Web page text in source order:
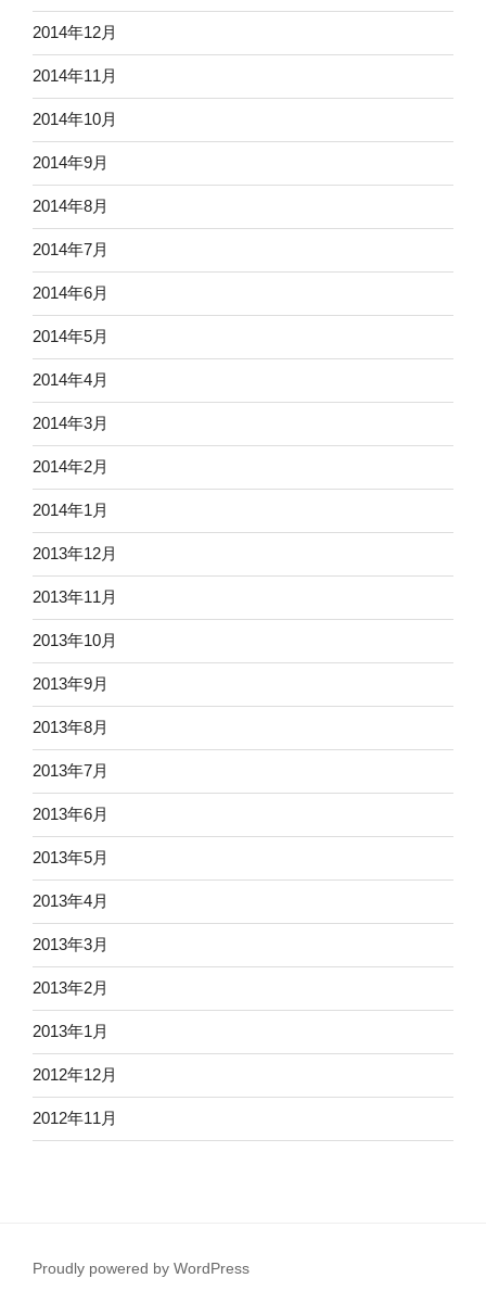
2014年12月
2014年11月
2014年10月
2014年9月
2014年8月
2014年7月
2014年6月
2014年5月
2014年4月
2014年3月
2014年2月
2014年1月
2013年12月
2013年11月
2013年10月
2013年9月
2013年8月
2013年7月
2013年6月
2013年5月
2013年4月
2013年3月
2013年2月
2013年1月
2012年12月
2012年11月
Proudly powered by WordPress